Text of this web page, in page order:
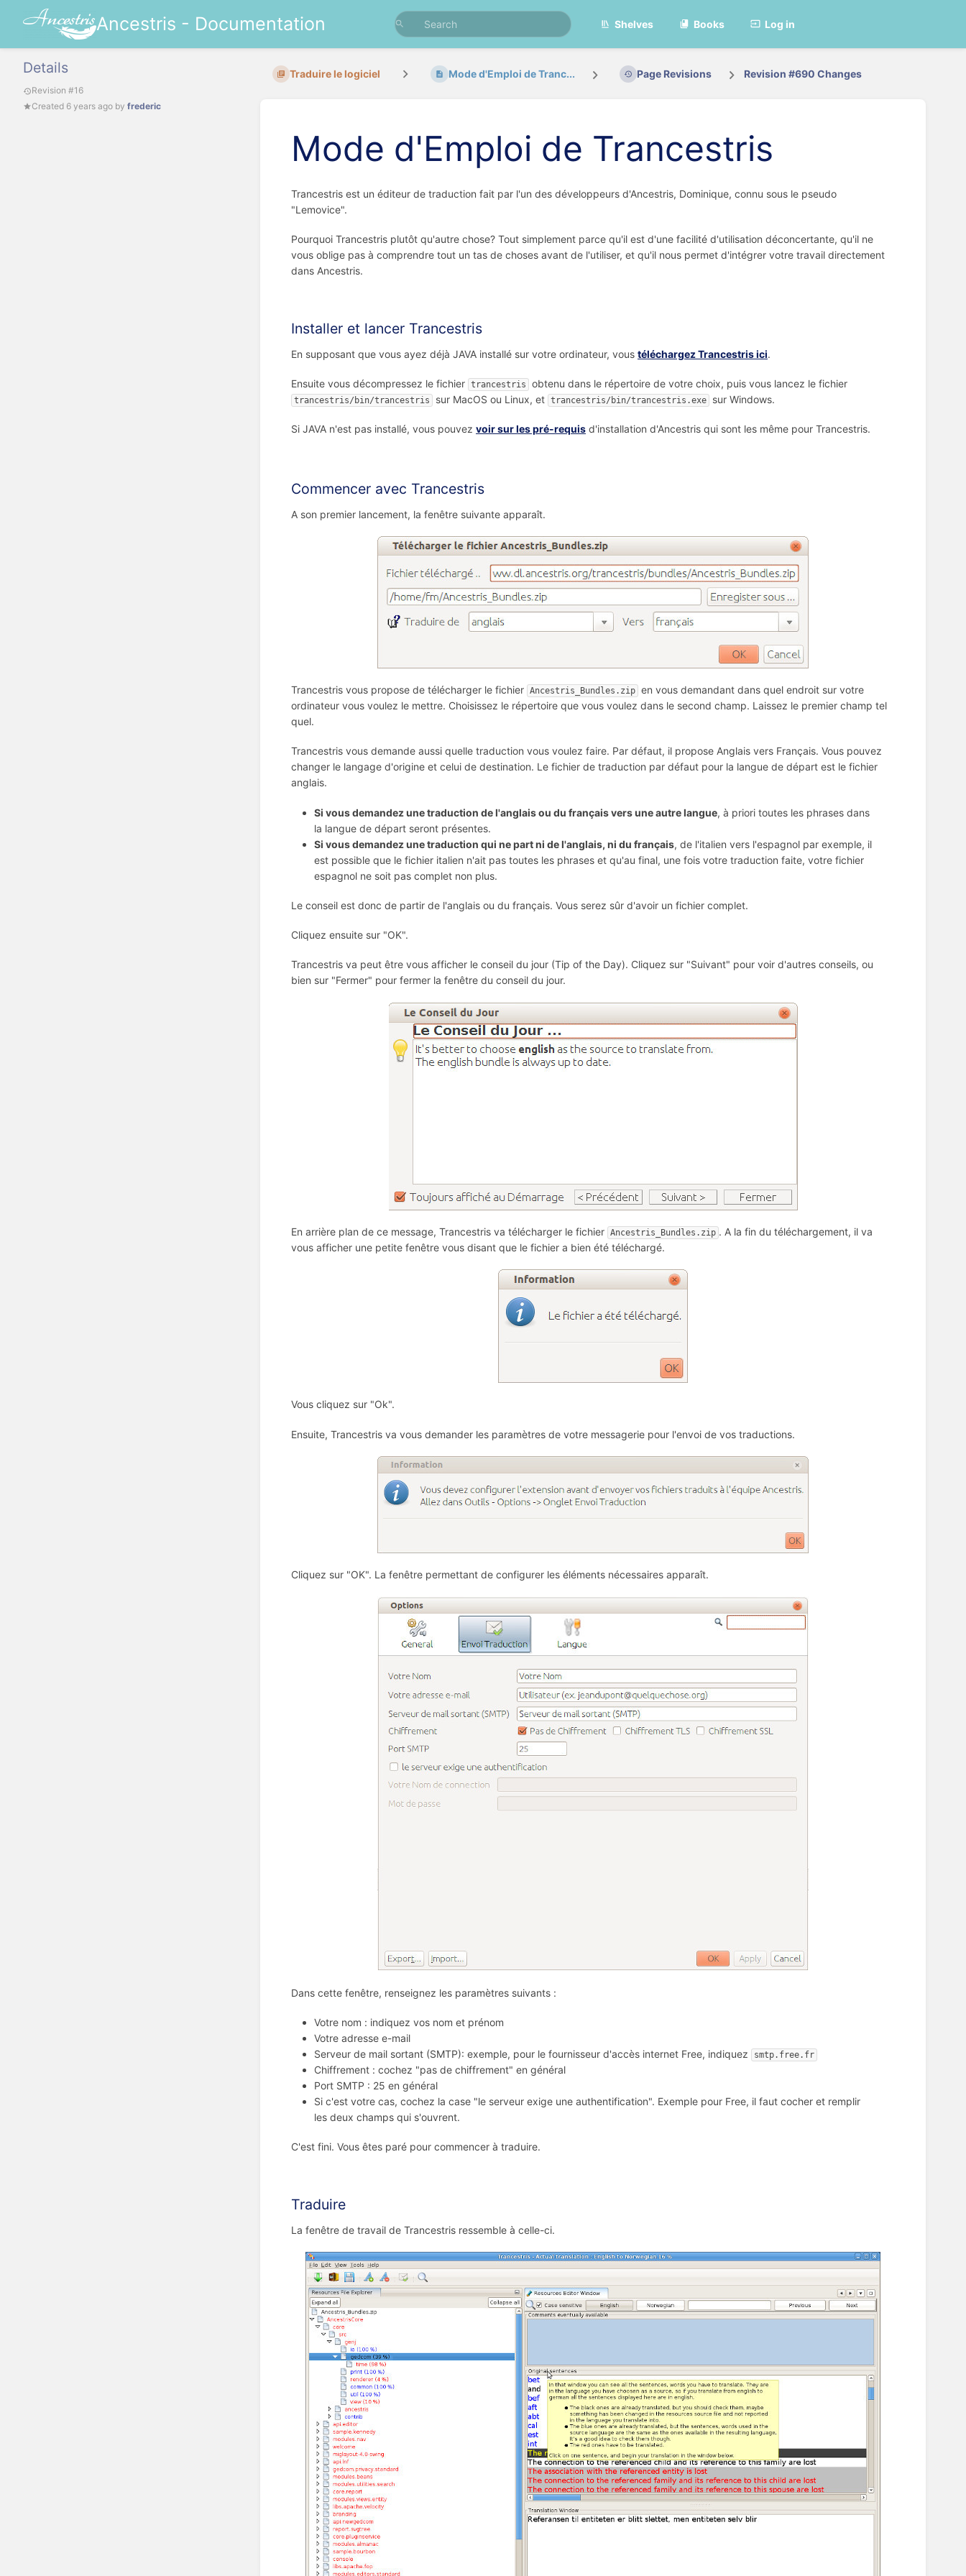
Ancestris - Documentation Shelves Books Log in
Details
Revision #16
Created 6 years ago by frederic
Traduire le logiciel Mode d'Emploi de Tranc... Page Revisions Revision #690 Changes
Mode d'Emploi de Trancestris
Trancestris est un éditeur de traduction fait par l'un des développeurs d'Ancestris, Dominique, connu sous le pseudo
"Lemovice".
Pourquoi Trancestris plutôt qu'autre chose? Tout simplement parce qu'il est d'une facilité d'utilisation déconcertante, qu'il ne
vous oblige pas à comprendre tout un tas de choses avant de l'utiliser, et qu'il nous permet d'intégrer votre travail directement
dans Ancestris.
Installer et lancer Trancestris
En supposant que vous ayez déjà JAVA installé sur votre ordinateur, vous téléchargez Trancestris ici.
Ensuite vous décompressez le fichier trancestris obtenu dans le répertoire de votre choix, puis vous lancez le fichier
trancestris/bin/trancestris sur MacOS ou Linux, et trancestris/bin/trancestris.exe sur Windows.
Si JAVA n'est pas installé, vous pouvez voir sur les pré-requis d'installation d'Ancestris qui sont les même pour Trancestris.
Commencer avec Trancestris
A son premier lancement, la fenêtre suivante apparaît.
Trancestris vous propose de télécharger le fichier Ancestris_Bundles.zip en vous demandant dans quel endroit sur votre
ordinateur vous voulez le mettre. Choisissez le répertoire que vous voulez dans le second champ. Laissez le premier champ tel
quel.
Trancestris vous demande aussi quelle traduction vous voulez faire. Par défaut, il propose Anglais vers Français. Vous pouvez
changer le langage d'origine et celui de destination. Le fichier de traduction par défaut pour la langue de départ est le fichier
anglais.
Si vous demandez une traduction de l'anglais ou du français vers une autre langue, à priori toutes les phrases dans
la langue de départ seront présentes.
Si vous demandez une traduction qui ne part ni de l'anglais, ni du français, de l'italien vers l'espagnol par exemple, il
est possible que le fichier italien n'ait pas toutes les phrases et qu'au final, une fois votre traduction faite, votre fichier
espagnol ne soit pas complet non plus.
Le conseil est donc de partir de l'anglais ou du français. Vous serez sûr d'avoir un fichier complet.
Cliquez ensuite sur "OK".
Trancestris va peut être vous afficher le conseil du jour (Tip of the Day). Cliquez sur "Suivant" pour voir d'autres conseils, ou
bien sur "Fermer" pour fermer la fenêtre du conseil du jour.
En arrière plan de ce message, Trancestris va télécharger le fichier Ancestris_Bundles.zip . A la fin du téléchargement, il va
vous afficher une petite fenêtre vous disant que le fichier a bien été téléchargé.
Vous cliquez sur "Ok".
Ensuite, Trancestris va vous demander les paramètres de votre messagerie pour l'envoi de vos traductions.
Cliquez sur "OK". La fenêtre permettant de configurer les éléments nécessaires apparaît.
Dans cette fenêtre, renseignez les paramètres suivants :
Votre nom : indiquez vos nom et prénom
Votre adresse e-mail
Serveur de mail sortant (SMTP): exemple, pour le fournisseur d'accès internet Free, indiquez
smtp.free.fr
Chiffrement : cochez "pas de chiffrement" en général
Port SMTP : 25 en général
Si c'est votre cas, cochez la case "le serveur exige une authentification". Exemple pour Free, il faut cocher et remplir
les deux champs qui s'ouvrent.
C'est fini. Vous êtes paré pour commencer à traduire.
Traduire
La fenêtre de travail de Trancestris ressemble à celle-ci.